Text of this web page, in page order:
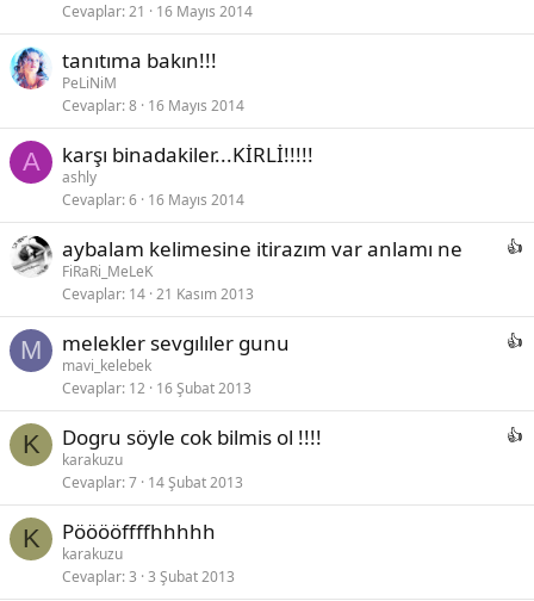
Cevaplar 21 16 Mayıs 2014
tanıtıma bakın!!!
PeLiNiM
Cevaplar 8 16 Mayıs 2014
A karşı binadakiler...KİRLİ!!!!!
ashly
Cevaplar 6 16 Mayıs 2014
aybalam kelimesine itirazım var anlamı ne
FiRaRi_MeLeK
Cevaplar 14 21 Kasım 2013
M melekler sevgılıler gunu
mavi_kelebek
Cevaplar 12 16 Şubat 2013
K Dogru söyle cok bilmis ol !!!!
karakuzu
Cevaplar 7 14 Şubat 2013
K Pööööffffhhhhh
karakuzu
Cevaplar 3 3 Şubat 2013